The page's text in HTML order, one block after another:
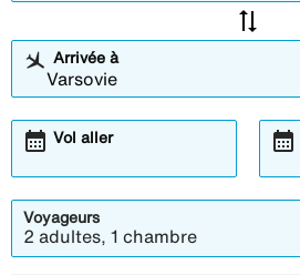
sync_alt
Arrivée à
Vol aller
calendar_month calendar_month
Voyageurs
2 adultes, 1 chambre